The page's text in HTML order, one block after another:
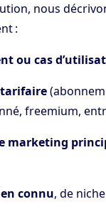
nous
:
ou cas
freemium,
marketing
connu, de